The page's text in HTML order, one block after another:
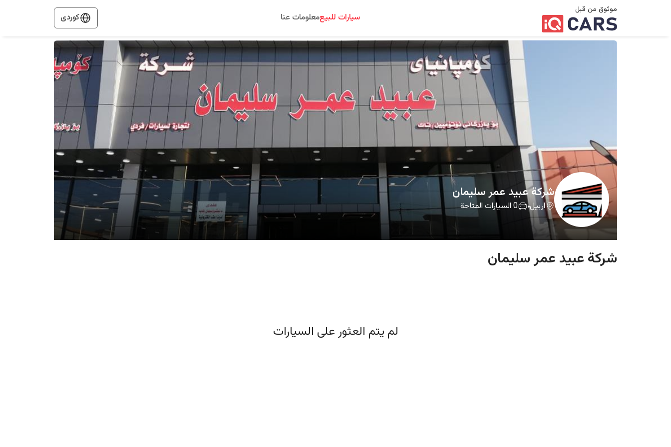
موثوق من قبل
سيارات للبيعمعلومات عنا کوردی
شرکة ‏عبید ‏عمر ‏سلیمان
اربيل 0 السيارات المتاحة
شرکة ‏عبید ‏عمر ‏سلیمان
لم يتم العثور على السيارات